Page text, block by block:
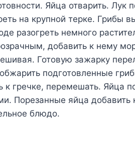
Яйца отварить. Лук
на крупной терке. Грибы
разогреть немного
добавить к нему
Готовую зажарку
подготовленные
гречке, перемешать. Яйца
Порезанные яйца добавить
блюдо.